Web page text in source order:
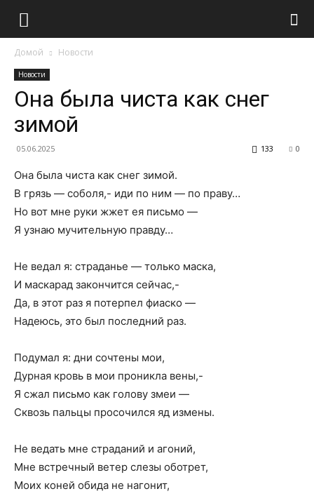
Домой Новости
Новости
Она была чиста как снег
зимой
05.06.2025 0
133
Она была чиста как снег зимой.
В грязь — соболя,- иди по ним — по праву…
Но вот мне руки жжет ея письмо —
Я узнаю мучительную правду…
Не ведал я: страданье — только маска,
И маскарад закончится сейчас,-
Да, в этот раз я потерпел фиаско —
Надеюсь, это был последний раз.
Подумал я: дни сочтены мои,
Дурная кровь в мои проникла вены,-
Я сжал письмо как голову змеи —
Сквозь пальцы просочился яд измены.
Не ведать мне страданий и агоний,
Мне встречный ветер слезы оботрет,
Моих коней обида не нагонит,